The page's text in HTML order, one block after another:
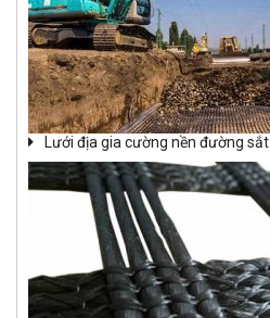
Lưới địa gia cường nền đường sắt